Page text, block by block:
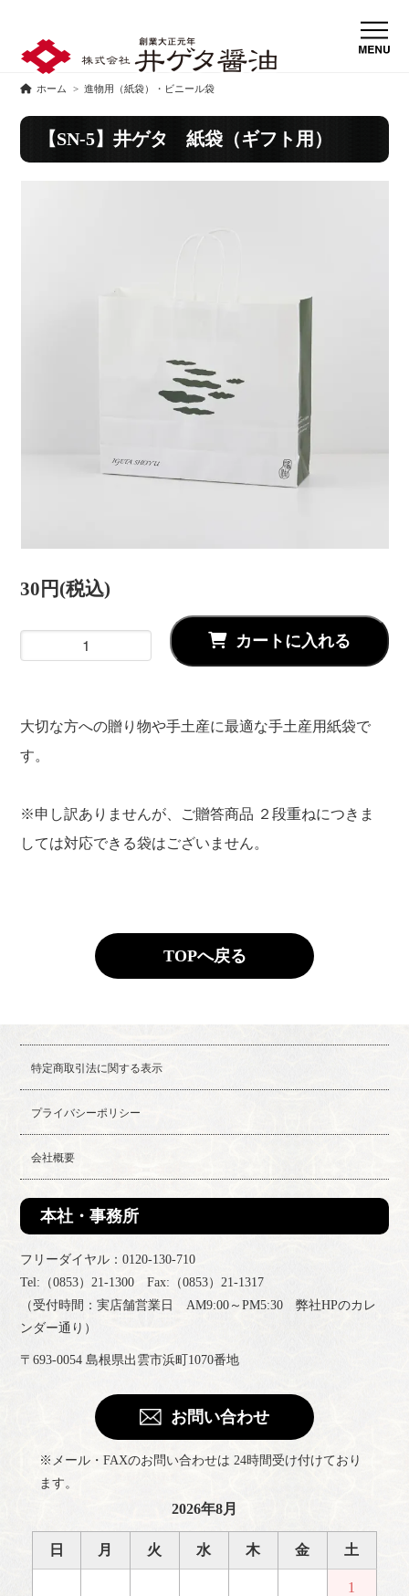
ホーム >進物用（紙袋）・ビニール袋
【SN-5】井ゲタ 紙袋（ギフト用）
30円(税込)
カートに入れる
大切な方への贈り物や手土産に最適な手土産用紙袋で
す。
※申し訳ありませんが、ご贈答商品 ２段重ねにつきま
しては対応できる袋はございません。
TOPへ戻る
特定商取引法に関する表示
プライバシーポリシー
会社概要
本社・事務所
フリーダイヤル：0120-130-710
Tel:（0853）21-1300 Fax:（0853）21-1317
（受付時間：実店舗営業日 AM9:00～PM5:30 弊社HPのカレ
ンダー通り）
〒693-0054 島根県出雲市浜町1070番地
お問い合わせ
※メール・FAXのお問い合わせは 24時間受け付けており
ます。
2026年8月
日 月 火 水 木 金 土
1